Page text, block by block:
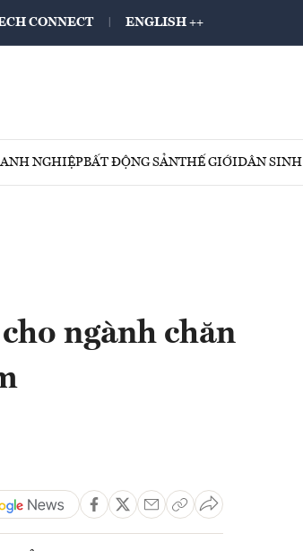
CONNECT ENGLISH ++
NGHIỆPBẤT ĐỘNG SẢNTHẾ GIỚIDÂN SINH
ngành chăn